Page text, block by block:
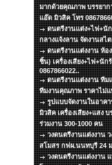
มากด้วยคุณภาพ บรรยา
แอ๊ด มิวสิค โทร
ดนตรีงานแต่ง+ไฟ+นั
กลางแจ้งลาน จัดงานสไ
ดนตรีงานแต่งงาน ห้อ
ชิ้น) เครื่องเสียง+ไฟ+นั
0867866022..
ดนตรีงานแต่งงาน ที
ทีมงานคุณภาพ ราคาไม่แ
รูปแบบจัดงานในอาค
มิวสิค เครื่องเสียง+แสง
ร่วมงาน 300-1000 คน
วงดนตรีงานแต่งงาน
สโมสร กฟผ.นนทบุรี 24
วงดนตรีงานแต่งงาน